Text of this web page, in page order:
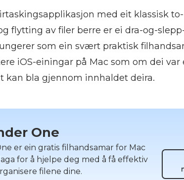
med eit klassisk
flytting av filer berre er ei dra-og-
som ein svært praktisk
iOS-einingar på Mac som om dei var
kan bla gjennom innhaldet deira.
One
er ein gratis filhandsamar for Mac
for å hjelpe deg med å få effektiv
filene dine.